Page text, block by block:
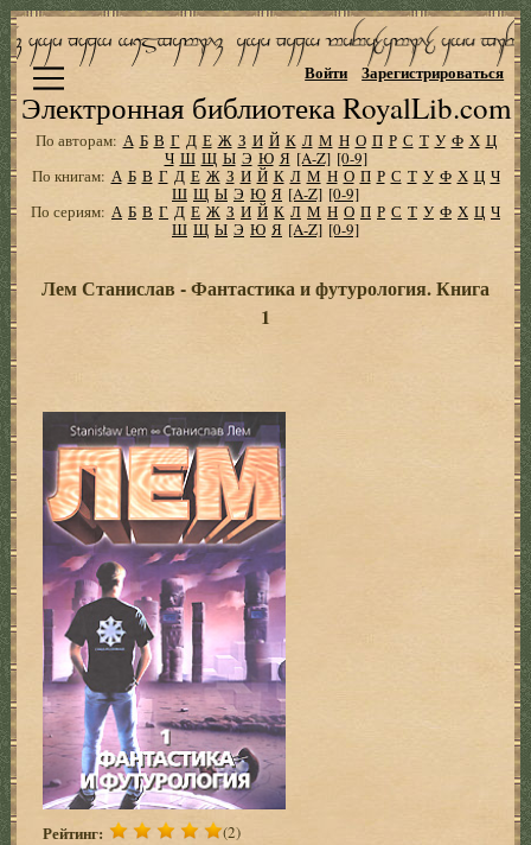
Электронная библиотека RoyalLib.com
Войти Зарегистрироваться
По авторам: А Б В Г Д Е Ж З И Й К Л М Н О П Р С Т У Ф Х Ц
Ч Ш Щ Ы Э Ю Я [A-Z] [0-9]
По книгам: А Б В Г Д Е Ж З И Й К Л М Н О П Р С Т У Ф Х Ц Ч
Ш Щ Ы Э Ю Я [A-Z] [0-9]
По сериям: А Б В Г Д Е Ж З И Й К Л М Н О П Р С Т У Ф Х Ц Ч
Ш Щ Ы Э Ю Я [A-Z] [0-9]
Лем Станислав - Фантастика и футурология. Книга
1
Рейтинг: (2)